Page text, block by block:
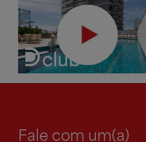
Fale com um(a)